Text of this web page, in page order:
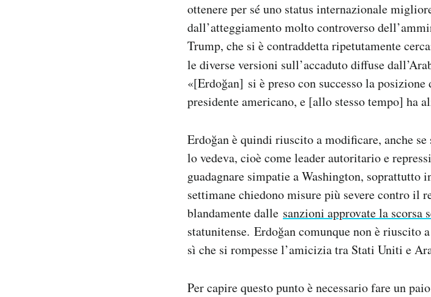
ottenere per sé uno status internazionale
dall’atteggiamento molto controverso
Trump, che si è contraddetta ripetutamente
le diverse versioni sull’accaduto diffuse
«[Erdoğan] si è preso con successo la
presidente americano, e [allo stesso tempo] ha
Erdoğan è quindi riuscito a modificare, anche
lo vedeva, cioè come leader autoritario e
guadagnare simpatie a Washington, soprattutto
settimane chiedono misure più severe contro il
blandamente dalle sanzioni approvate la scorsa
statunitense. Erdoğan comunque non è
sì che si rompesse l’amicizia tra Stati Uniti e
Per capire questo punto è necessario fare un